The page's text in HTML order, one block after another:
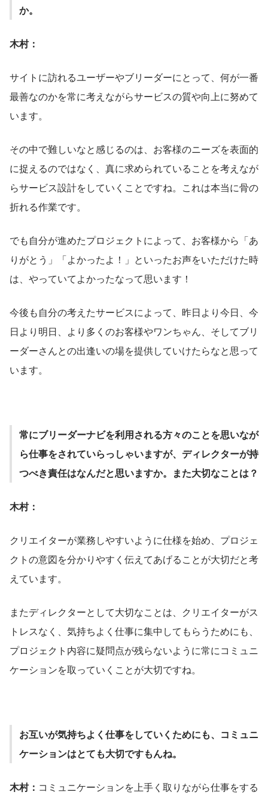
か。
木村：
サイトに訪れるユーザーやブリーダーにとって、何が一番
最善なのかを常に考えながらサービスの質や向上に努めて
います。
その中で難しいなと感じるのは、お客様のニーズを表面的
に捉えるのではなく、真に求められていることを考えなが
らサービス設計をしていくことですね。これは本当に骨の
折れる作業です。
でも自分が進めたプロジェクトによって、お客様から「あ
りがとう」「よかったよ！」といったお声をいただけた時
は、やっていてよかったなって思います！
今後も自分の考えたサービスによって、昨日より今日、今
日より明日、より多くのお客様やワンちゃん、そしてブリ
ーダーさんとの出逢いの場を提供していけたらなと思って
います。
常にブリーダーナビを利用される方々のことを思いなが
ら仕事をされていらっしゃいますが、ディレクターが持
つべき責任はなんだと思いますか。また大切なことは？
木村：
クリエイターが業務しやすいように仕様を始め、プロジェ
クトの意図を分かりやすく伝えてあげることが大切だと考
えています。
またディレクターとして大切なことは、クリエイターがス
トレスなく、気持ちよく仕事に集中してもらうためにも、
プロジェクト内容に疑問点が残らないように常にコミュニ
ケーションを取っていくことが大切ですね。
お互いが気持ちよく仕事をしていくためにも、コミュニ
ケーションはとても大切ですもんね。
木村： コミュニケーションを上手く取りながら仕事をする